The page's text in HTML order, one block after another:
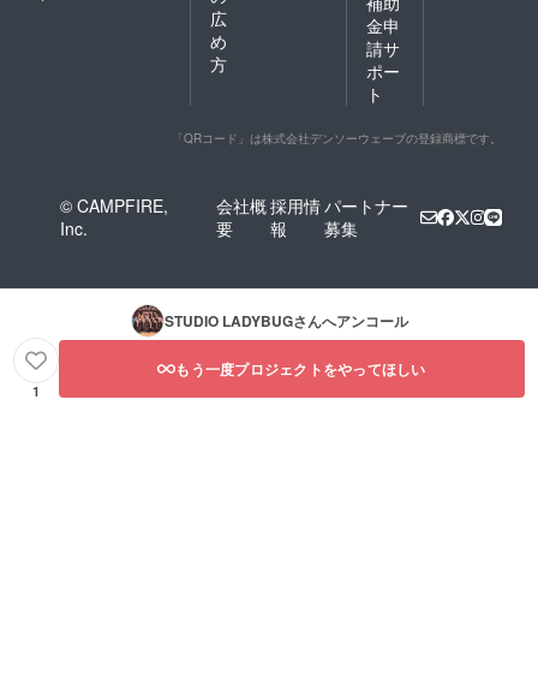
広
め
方
金申
請サ
ポー
ト
「QRコード」は株式会社デンソーウェーブの登録商標です。
© CAMPFIRE,
Inc.
会社概
要
採用情
報
パートナー
募集
STUDIO LADYBUGさんへアンコール
1
もう一度プロジェクトをやってほしい